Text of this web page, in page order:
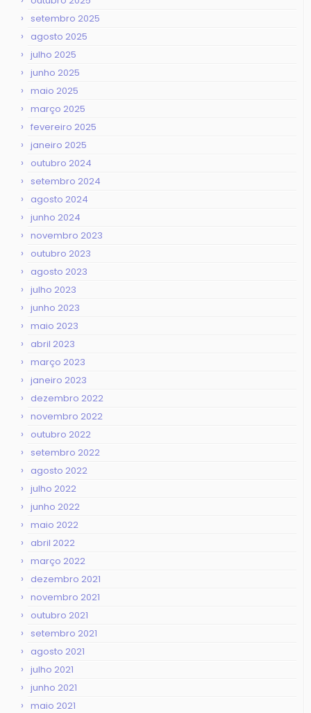
setembro 2025
agosto 2025
julho 2025
junho 2025
maio 2025
março 2025
fevereiro 2025
janeiro 2025
outubro 2024
setembro 2024
agosto 2024
junho 2024
novembro 2023
outubro 2023
agosto 2023
julho 2023
junho 2023
maio 2023
abril 2023
março 2023
janeiro 2023
dezembro 2022
novembro 2022
outubro 2022
setembro 2022
agosto 2022
julho 2022
junho 2022
maio 2022
abril 2022
março 2022
dezembro 2021
novembro 2021
outubro 2021
setembro 2021
agosto 2021
julho 2021
junho 2021
maio 2021